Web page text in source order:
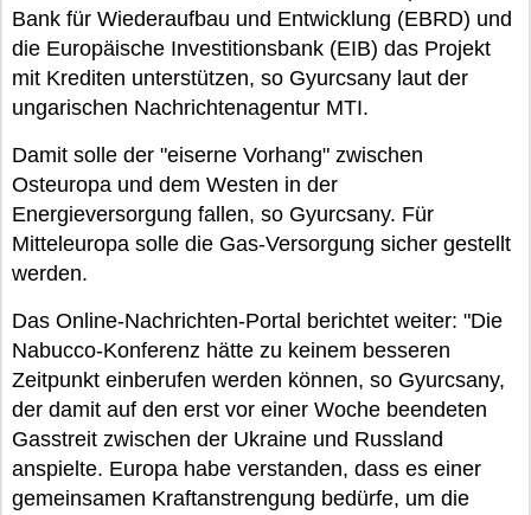
Bank für Wiederaufbau und Entwicklung (EBRD) und
die Europäische Investitionsbank (EIB) das Projekt
mit Krediten unterstützen, so Gyurcsany laut der
ungarischen Nachrichtenagentur MTI.
Damit solle der "eiserne Vorhang" zwischen
Osteuropa und dem Westen in der
Energieversorgung fallen, so Gyurcsany. Für
Mitteleuropa solle die Gas-Versorgung sicher gestellt
werden.
Das Online-Nachrichten-Portal berichtet weiter: "Die
Nabucco-Konferenz hätte zu keinem besseren
Zeitpunkt einberufen werden können, so Gyurcsany,
der damit auf den erst vor einer Woche beendeten
Gasstreit zwischen der Ukraine und Russland
anspielte. Europa habe verstanden, dass es einer
gemeinsamen Kraftanstrengung bedürfe, um die